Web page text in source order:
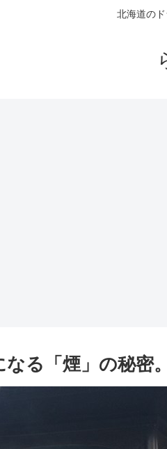
北海道の
なる「煙」の秘密